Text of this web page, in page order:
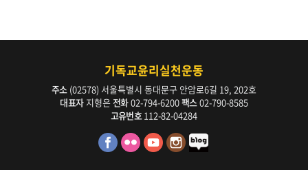
기독교윤리실천운동
주소 (02578) 서울특별시 동대문구 안암로6길 19, 202호
대표자지형은 전화02-794-6200팩스 02-790-8585
고유번호 112-82-04284